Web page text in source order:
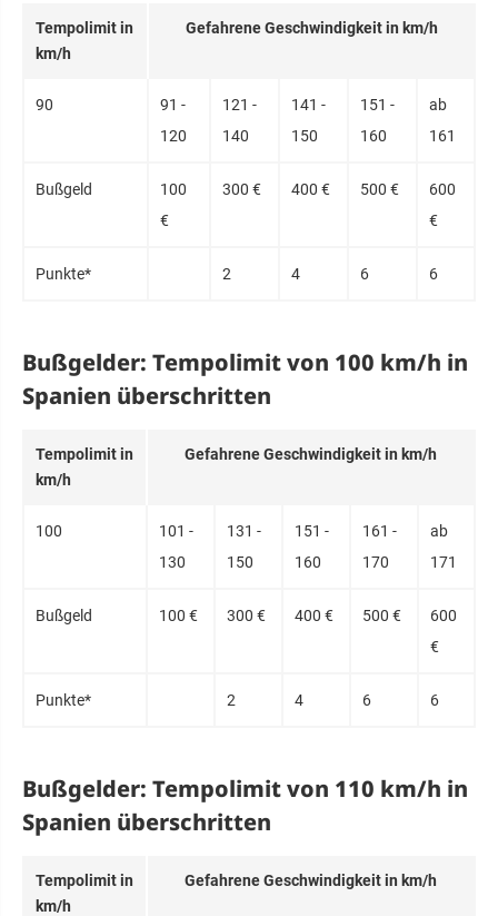
Tem­po­limit in
km/h
Ge­fahre­ne Ge­schwin­dig­keit in km/h
90
91 -
120
121 -
140
141 -
150
151 -
160
ab
161
Buß­geld
100
€
300 € 400 € 500 €
600
€
Punk­te* 2 4 6 6
Bußgelder: Tempolimit von 100 km/h in
Spanien überschritten
Tem­po­limit in
km/h
Ge­fahre­ne Ge­schwin­dig­keit in km/h
100
101 -
130
131 -
150
151 -
160
161 -
170
ab
171
Buß­geld 100 € 300 € 400 € 500 €
600
€
Punk­te* 2 4 6 6
Bußgelder: Tempolimit von 110 km/h in
Spanien überschritten
Tem­po­limit in
km/h
Ge­fahre­ne Ge­schwin­dig­keit in km/h